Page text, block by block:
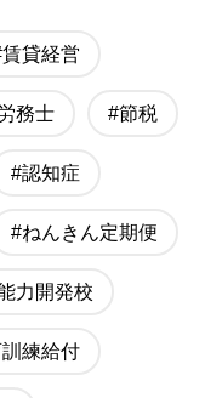
貸経営
務士 #節税
#認知症
#ねんきん定期便
力開発校
練給付